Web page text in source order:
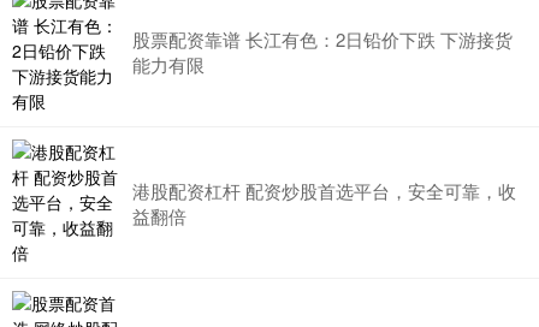
股票配资靠谱 长江有色：2日铅价下跌 下游接货
能力有限
港股配资杠杆 配资炒股首选平台，安全可靠，收
益翻倍